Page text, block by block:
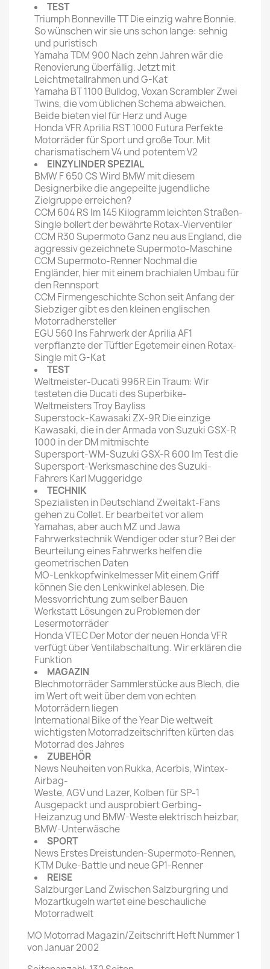
TEST
Triumph Bonneville TT Die einzig wahre Bonnie.
So wünschen wir sie uns schon lange: sehnig
und puristisch
Yamaha TDM 900 Nach zehn Jahren wär die
Renovierung überfällig. Jetzt mit
Leichtmetallrahmen und G-Kat
Yamaha BT 1100 Bulldog, Voxan Scrambler Zwei
Twins, die vom üblichen Schema abweichen.
Beide bieten viel für Herz und Auge
Honda VFR Aprilia RST 1000 Futura Perfekte
Motorräder für Sport und große Tour. Mit
charismatischem V4 und potentem V2
EINZYLINDER SPEZIAL
BMW F 650 CS Wird BMW mit diesem
Designerbike die angepeilte jugendliche
Zielgruppe erreichen?
CCM 604 RS Im 145 Kilogramm leichten Straßen-
Single bollert der bewährte Rotax-Vierventiler
CCM R30 Supermoto Ganz neu aus England, die
aggressiv gezeichnete Supermoto-Maschine
CCM Supermoto-Renner Nochmal die
Engländer, hier mit einem brachialen Umbau für
den Rennsport
CCM Firmengeschichte Schon seit Anfang der
Siebziger gibt es den kleinen englischen
Motorradhersteller
EGU 560 Ins Fahrwerk der Aprilia AF1
verpflanzte der Tüftler Egetemeir einen Rotax-
Single mit G-Kat
TEST
Weltmeister-Ducati 996R Ein Traum: Wir
testeten die Ducati des Superbike-
Weltmeisters Troy Bayliss
Superstock-Kawasaki ZX-9R Die einzige
Kawasaki, die in der Armada von Suzuki GSX-R
1000 in der DM mitmischte
Supersport-WM-Suzuki GSX-R 600 Im Test die
Supersport-Werksmaschine des Suzuki-
Fahrers Karl Muggeridge
TECHNIK
Spezialisten in Deutschland Zweitakt-Fans
gehen zu Collet. Er bearbeitet vor allem
Yamahas, aber auch MZ und Jawa
Fahrwerkstechnik Wendiger oder stur? Bei der
Beurteilung eines Fahrwerks helfen die
geometrischen Daten
MO-Lenkkopfwinkelmesser Mit einem Griff
können Sie den Lenkwinkel ablesen. Die
Messvorrichtung zum selber Bauen
Werkstatt Lösungen zu Problemen der
Lesermotorräder
Honda VTEC Der Motor der neuen Honda VFR
verfügt über Ventilabschaltung. Wir erklären die
Funktion
MAGAZIN
Blechmotorräder Sammlerstücke aus Blech, die
im Wert oft weit über dem von echten
Motorrädern liegen
International Bike of the Year Die weltweit
wichtigsten Motorradzeitschriften kürten das
Motorrad des Jahres
ZUBEHÖR
News Neuheiten von Rukka, Acerbis, Wintex-
Airbag-
Weste, AGV und Lazer, Kolben für SP-1
Ausgepackt und ausprobiert Gerbing-
Heizanzug und BMW-Weste elektrisch heizbar,
BMW-Unterwäsche
SPORT
News Erstes Dreistunden-Supermoto-Rennen,
KTM Duke-Battle und neue GP1-Renner
REISE
Salzburger Land Zwischen Salzburgring und
Mozartkugeln wartet eine beschauliche
Motorradwelt
MO Motorrad Magazin/Zeitschrift Heft Nummer 1
von Januar 2002